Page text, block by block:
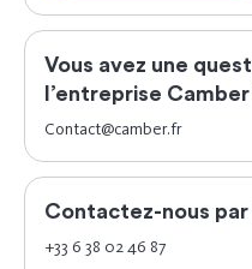
Vous avez une
l’entreprise Camber
Contact@camber.fr
Contactez-nous
+33 6 38 02 46 87